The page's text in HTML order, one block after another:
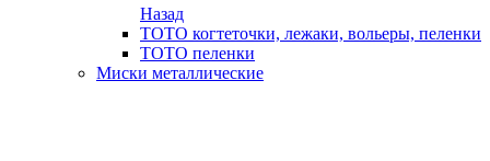
Назад
ТОТО когтеточки, лежаки, вольеры, пеленки
ТОТО пеленки
Миски металлические